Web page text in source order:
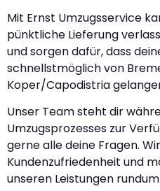
Mit Ernst Umzugsservice
pünktliche Lieferung
und sorgen dafür, dass
schnellstmöglich von
Koper/Capodistria
Unser Team steht dir
Umzugsprozesses zur
gerne alle deine Fragen.
Kundenzufriedenheit und
unseren Leistungen